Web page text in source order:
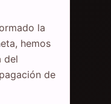
la
hemos
del
de